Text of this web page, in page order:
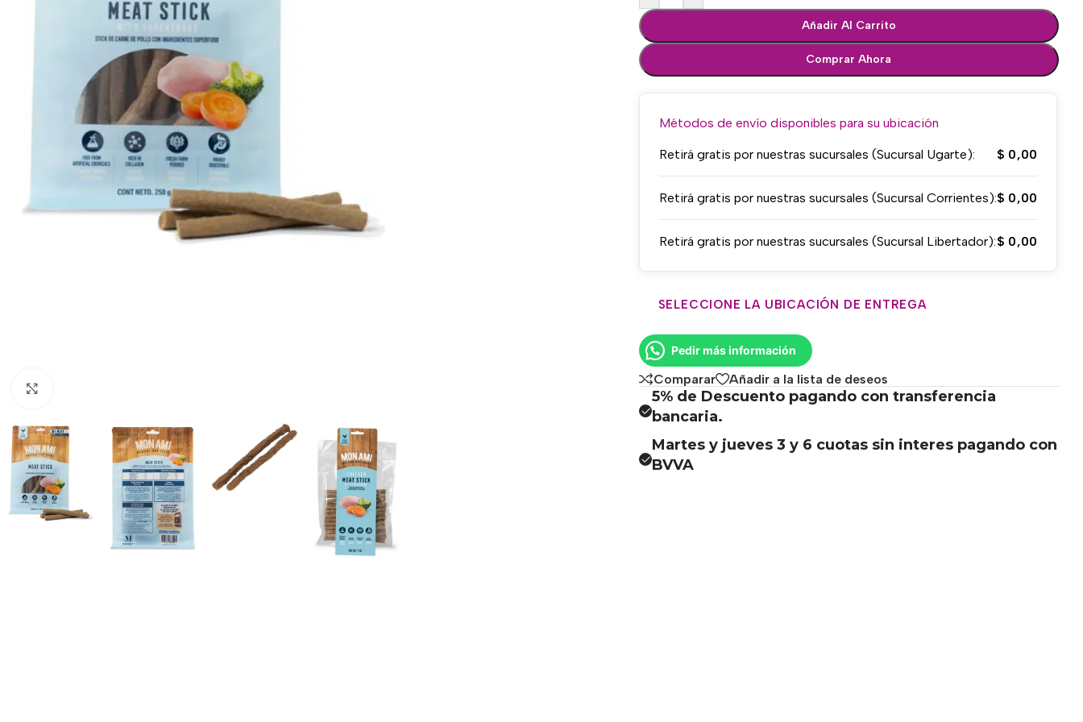
Añadir Al Carrito
Comprar Ahora
Métodos de envío disponibles para su ubicación
Retirá gratis por nuestras sucursales (Sucursal Ugarte): $ 0,00
Retirá gratis por nuestras sucursales (Sucursal Corrientes):$ 0,00
Retirá gratis por nuestras sucursales (Sucursal Libertador):$ 0,00
SELECCIONE LA UBICACIÓN DE ENTREGA
Pedir más información
Comparar Añadir a la lista de deseos
5% de Descuento pagando con transferencia
bancaria.
Martes y jueves 3 y 6 cuotas sin interes pagando con
BVVA